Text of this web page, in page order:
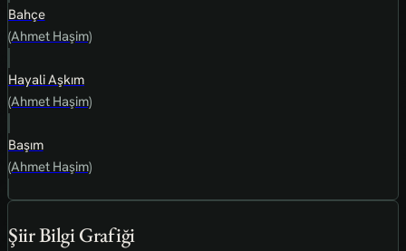
Bahçe
(Ahmet Haşim)
Hayali Aşkım
(Ahmet Haşim)
Başım
(Ahmet Haşim)
Şiir Bilgi Grafiği